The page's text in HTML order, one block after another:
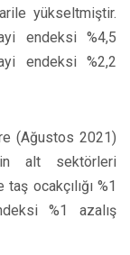
yükseltmiştir.
endeksi %4,5
endeksi %2,2
(Ağustos 2021)
alt sektörleri
ocakçılığı %1
%1 azalış